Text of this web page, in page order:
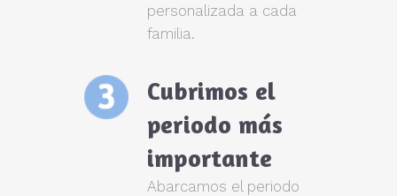
personalizada a cada
familia.
Cubrimos el
periodo más
importante
Abarcamos el periodo